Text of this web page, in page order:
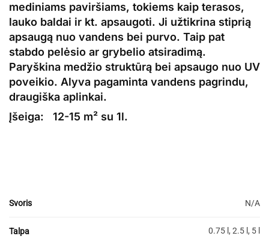
mediniams paviršiams, tokiems kaip terasos,
lauko baldai ir kt. apsaugoti. Ji užtikrina stiprią
apsaugą nuo vandens bei purvo. Taip pat
stabdo pelėsio ar grybelio atsiradimą.
Paryškina medžio struktūrą bei apsaugo nuo UV
poveikio. Alyva pagaminta vandens pagrindu,
draugiška aplinkai.
Įšeiga: 12-15 m² su 1l.
Svoris N/A
Talpa 0.75 l, 2.5 l, 5 l